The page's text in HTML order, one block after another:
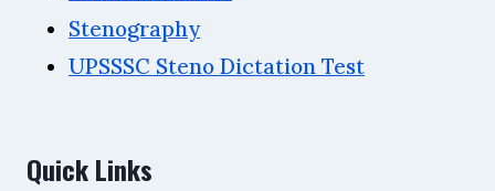
Stenography
UPSSSC Steno Dictation Test
Quick Links